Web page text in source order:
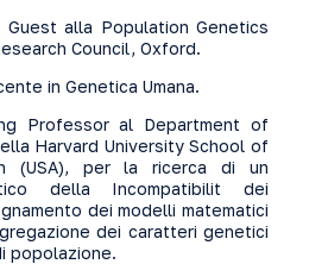
Guest alla Population Genetics
Council, Oxford.
in Genetica Umana.
Professor al Department of
Harvard University School of
(USA), per la ricerca di un
della Incompatibilit dei
dei modelli matematici
dei caratteri genetici
popolazione.